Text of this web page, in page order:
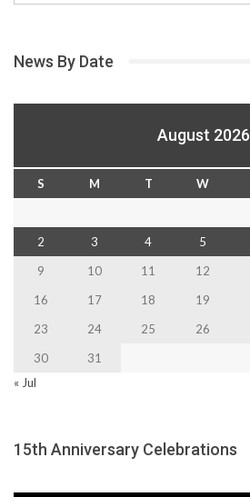
News By Date
August 2026
S M T W
2
3 4 5
9
10 11 12
16
17 18 19
23
24 25 26
30
31
« Jul
15th Anniversary Celebrations